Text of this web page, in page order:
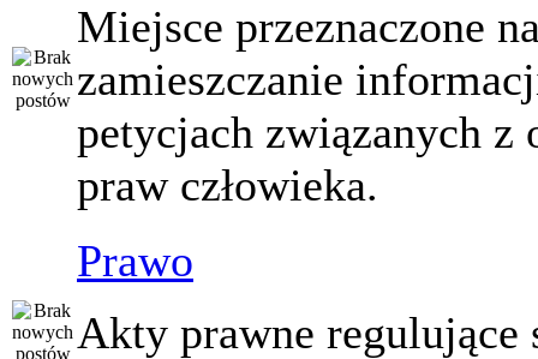
Miejsce przeznaczone
zamieszczanie
petycjach związanych z
praw człowieka.
Prawo
Akty prawne regulujące